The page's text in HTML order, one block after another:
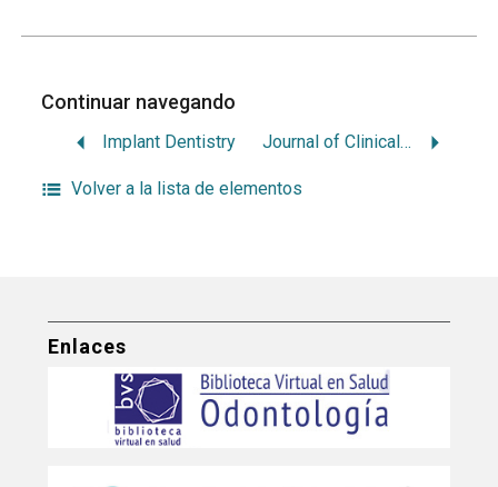
Continuar navegando
Implant Dentistry Journal of Clinical Dentistry & Research
Volver a la lista de elementos
Enlaces